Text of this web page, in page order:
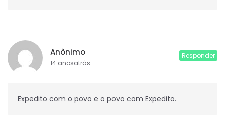
Anônimo
14 anosatrás
Responder
Expedito com o povo e o povo com Expedito.